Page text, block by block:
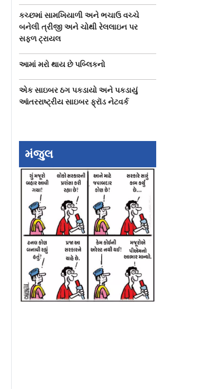
કચ્છમાં સામખિયાળી અને ભચાઉ વચ્ચે
બનેલી ત્રીજી અને ચોથી રેલલાઇન પર
સફળ ટ્રાયલ
આમાં મરો થાય છે પબ્લિકનો
એક સાઇબર ઠગ પકડાયો અને પકડાયું
આંતરરાષ્ટ્રીય સાઇબર ફ્રૉડ નેટવર્ક
મંજુલ